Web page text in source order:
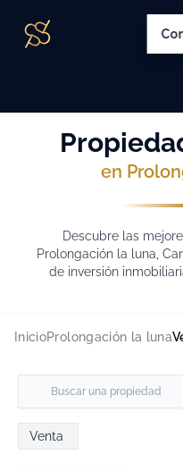
en
Descubre las
Prolongación la luna,
de inversión
InicioProlongación la luna
Venta